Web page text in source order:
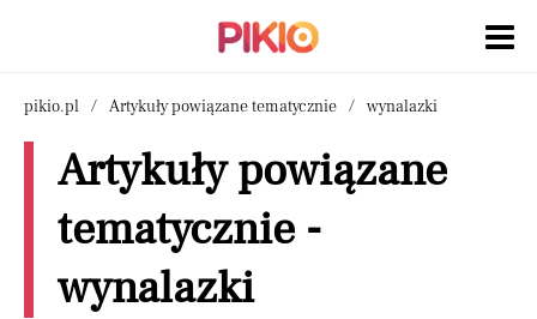
pikio.pl Artykuły powiązane tematycznie wynalazki
Artykuły powiązane
tematycznie -
wynalazki